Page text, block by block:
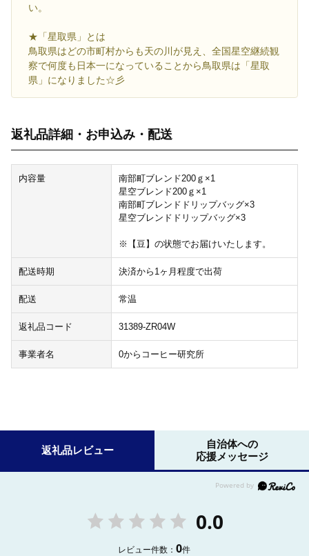
い。
★「星取県」とは
鳥取県はどの市町村からも天の川が見え、全国星空継続観
察で何度も日本一になっていることから鳥取県は「星取
県」になりました☆彡
返礼品詳細・お申込み・配送
内容量
南部町ブレンド200ｇ×1
星空ブレンド200ｇ×1
南部町ブレンドドリップバッグ×3
星空ブレンドドリップバッグ×3
※【豆】の状態でお届けいたします。
配送時期 決済から1ヶ月程度で出荷
配送 常温
返礼品コード 31389-ZR04W
事業者名 0からコーヒー研究所
返礼品レビュー
自治体への
応援メッセージ
0.0
レビュー件数：0件